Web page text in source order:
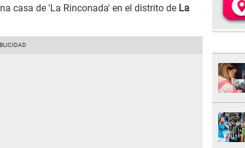
casa de 'La Rinconada' en el distrito de La